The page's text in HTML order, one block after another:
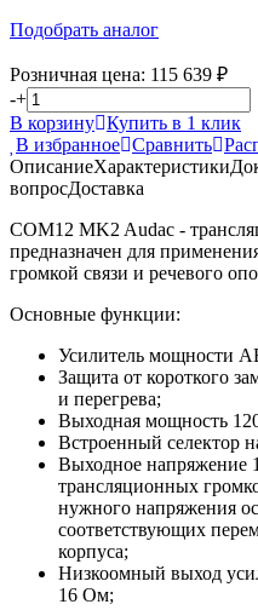
Подобрать аналог
Розничная цена: 115 639 ₽
-+
В корзину Купить в 1 клик
В избранное Сравнить
ОписаниеХарактеристики
вопросДоставка
COM12 MK2 Audac -
предназначен для
громкой связи и речевого
Основные функции:
Усилитель мощности
Защита от короткого
и перегрева;
Выходная мощность
Встроенный селектор
Выходное напряжение
трансляционных
нужного напряжения
соответствующих
корпуса;
Низкоомный выход
16 Ом;